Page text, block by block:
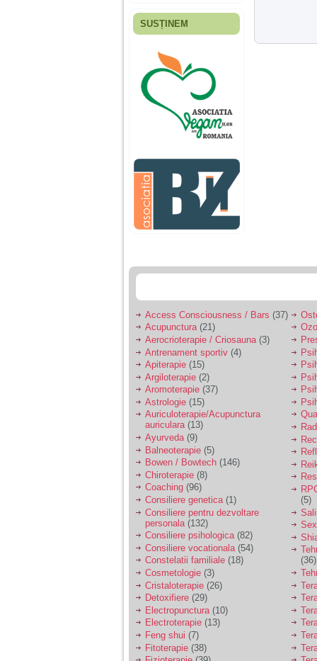
Fiica mea s-a nascut
ani, privind in urma
realizez cat de multe
greseli am facut in
educatia si cresterea
ei, am fost o mama
egoista, preocupata
de implinirea
profesionala, cand ea
era mica am neglijat-
agresiva, orice
greseala era taxata cu
o palma sau pedepse.
De 4 ani am o relatie
serioasa cu un barbat
sa se manifeste o
Ma aflu aici pentru ca
vreau sa stiu daca am
nevoie de un psiholog
sau psihiatru.
Sunt casatorita, am
31 de ani si un copil in
varsta de 2 ani care
mi-e lumina ochilor.
De ceva timp simt ca
mi s-a adunat
oboseala, o oboseala
cronica de care nu pot
scapa si simt ca din
cauza ei nu pot
controla nervii si
cateodata are copilul
de suferit.
Am o bariera peste
care nu pot trece:
prietena mea a ramas
insarcinata cu o fata.
Am fost de comun
acord sa facem un
copil, cu gandul ca e
baiat.
SUSȚINEM
Access Consciousness / Bars (37)
Acupunctura(21)
Aerocrioterapie / Criosauna (3)
Antrenament sportiv (4)
Apiterapie (15)
Argiloterapie (2)
Aromoterapie (37)
Astrologie (15)
Auriculoterapie/Acupunctura
auriculara(13)
Ayurveda(9)
Balneoterapie (5)
Bowen / Bowtech (146)
Chiroterapie (8)
Coaching (96)
Consiliere genetica(1)
Consiliere pentru dezvoltare
personala (132)
Consiliere psihologica(82)
Consiliere vocationala (54)
Constelatii familiale (18)
Cosmetologie (3)
Cristaloterapie (26)
Detoxifiere (29)
Electropunctura (10)
Electroterapie (13)
Feng shui (7)
Fitoterapie (38)
(5)
(36)